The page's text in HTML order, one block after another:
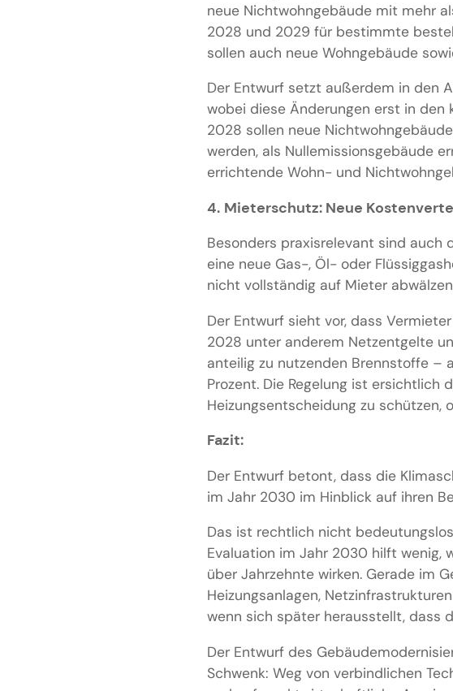
neue Nichtwohngebäude mit mehr
2028 und 2029 für bestimmte
sollen auch neue Wohngebäude
Der Entwurf setzt außerdem in den
wobei diese Änderungen erst in
2028 sollen neue
werden, als Nullemissionsgebäude
errichtende Wohn- und
4. Mieterschutz: Neue
Besonders praxisrelevant sind auch
eine neue Gas-, Öl- oder
nicht vollständig auf Mieter
Der Entwurf sieht vor, dass
2028 unter anderem Netzentgelte
anteilig zu nutzenden Brennstoffe –
Prozent. Die Regelung ist
Heizungsentscheidung zu schützen,
Fazit:
Der Entwurf betont, dass die
im Jahr 2030 im Hinblick auf ihren
Das ist rechtlich nicht
Evaluation im Jahr 2030 hilft wenig,
über Jahrzehnte wirken. Gerade im
Heizungsanlagen,
wenn sich später herausstellt, dass
Der Entwurf des
Schwenk: Weg von verbindlichen